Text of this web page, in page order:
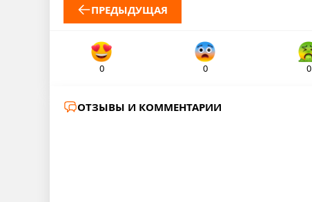
ПРЕДЫДУЩАЯ
0 0 0
ОТЗЫВЫ И КОММЕНТАРИИ